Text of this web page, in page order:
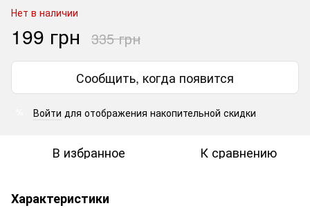
Нет в наличии
199 грн 335 грн
Сообщить, когда появится
Войти для отображения накопительной скидки
В избранное К сравнению
Характеристики